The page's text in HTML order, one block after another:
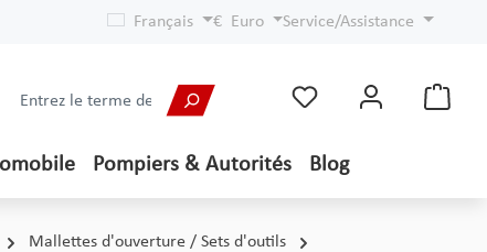
Français € Euro Service/Assistance
Pompiers & Autorités Blog
Mallettes d'ouverture / Sets d'outils